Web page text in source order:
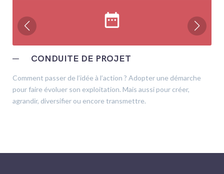
date_range
─ CONDUITE DE PROJET
Comment passer de l’idée à l’action ? Adopter une démarche
pour faire évoluer son exploitation. Mais aussi pour créer,
agrandir, diversifier ou encore transmettre.